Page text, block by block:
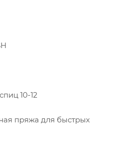
10-12
пряжа для быстрых